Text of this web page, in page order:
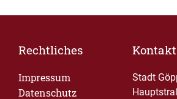
Rechtliches
Impressum
Datenschutz
Kontakt
Stadt